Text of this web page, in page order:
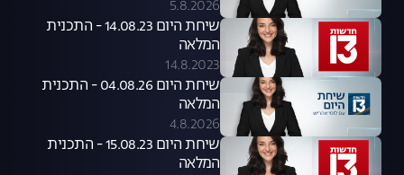
5.8.2026
שיחת היום 14.08.23 - התכנית
המלאה
14.8.2023
שיחת היום 04.08.26 - התכנית
המלאה
4.8.2026
שיחת היום 15.08.23 - התכנית
המלאה